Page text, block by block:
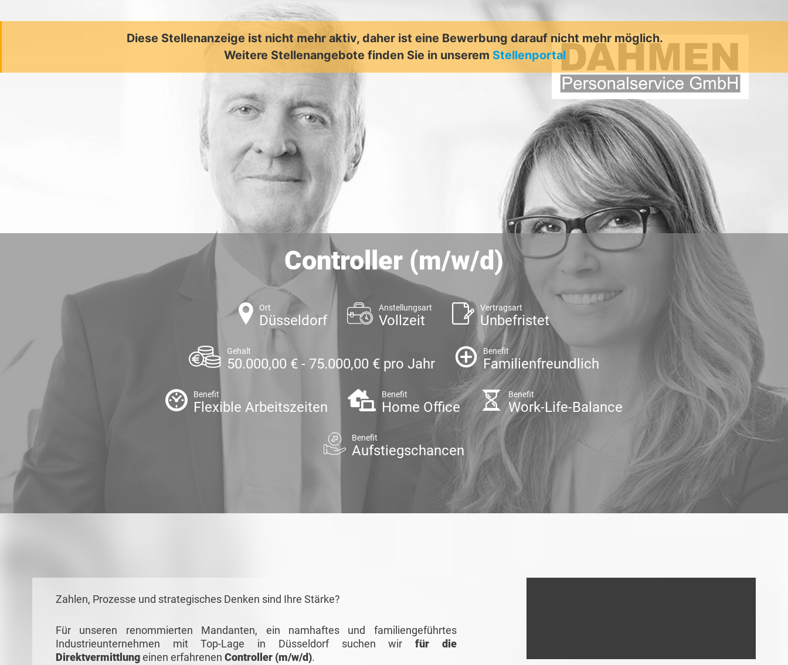
Diese Stellenanzeige ist nicht mehr aktiv, daher ist eine Bewerbung darauf nicht mehr möglich.
Weitere Stellenangebote finden Sie in unserem Stellenportal
Controller (m/w/d)
Ort
Düsseldorf
Anstellungsart
Vollzeit
Vertragsart
Unbefristet
Gehalt
50.000,00 € - 75.000,00 € pro Jahr
Benefit
Familienfreundlich
Benefit
Flexible Arbeitszeiten
Benefit
Home Office
Benefit
Work-Life-Balance
Benefit
Aufstiegschancen
Zahlen, Prozesse und strategisches Denken sind Ihre Stärke?
Für unseren renommierten Mandanten, ein namhaftes und familiengeführtes
Industrieunternehmen mit Top-Lage in Düsseldorf suchen wirfür die
Direktvermittlungeinen erfahrenen Controller (m/w/d).